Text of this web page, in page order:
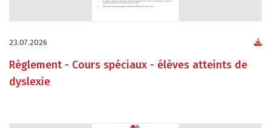
23.07.2026
Règlement - Cours spéciaux - élèves atteints de
dyslexie